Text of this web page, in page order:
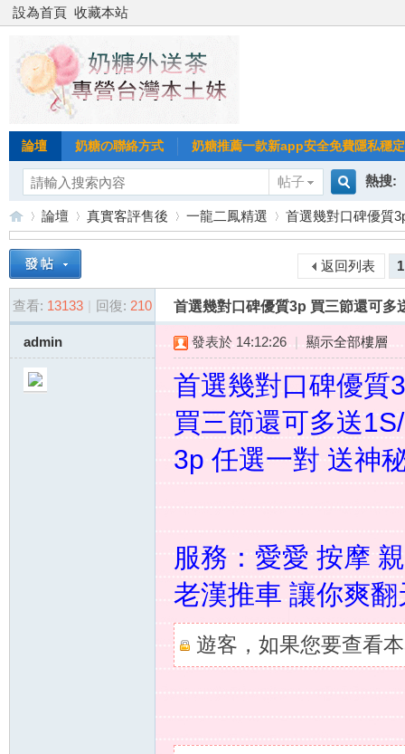
設為首頁 收藏本站
論壇 奶糖の聯絡方式 奶糖推薦一款新app安全免費隱私穩
帖子
搜
索
熱搜:
台北
台灣
台»
論壇
›
真實客評售後
›
一龍二鳳精選
›
首選幾對口碑優質
1
返回列表
查看: 13133 | 回復: 210 首選幾對口碑優質3p 買三節還可多
admin 發表於 14:12:26 | 顯示全部樓層
首選幾對口碑優質
買三節還可多送
3p 任選一對 送神
服務：愛愛 按摩
老漢推車 讓你爽翻
遊客，如果您要查看